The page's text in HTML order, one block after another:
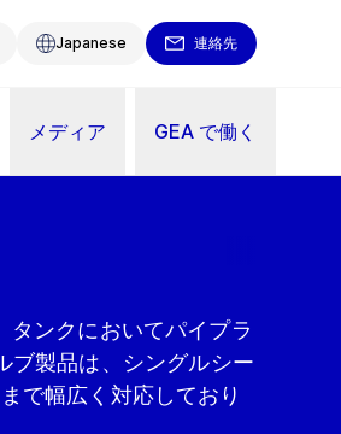
Japanese 連絡先
メディア GEA で働く
ンクにおいてパイプラ
ブ製品は、シングルシー
で幅広く対応しており